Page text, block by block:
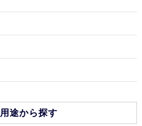
用途から探す